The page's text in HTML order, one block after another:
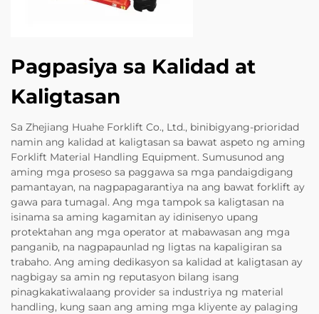
Pagpasiya sa Kalidad at
Kaligtasan
Sa Zhejiang Huahe Forklift Co., Ltd., binibigyang-prioridad
namin ang kalidad at kaligtasan sa bawat aspeto ng aming
Forklift Material Handling Equipment. Sumusunod ang
aming mga proseso sa paggawa sa mga pandaigdigang
pamantayan, na nagpapagarantiya na ang bawat forklift ay
gawa para tumagal. Ang mga tampok sa kaligtasan na
isinama sa aming kagamitan ay idinisenyo upang
protektahan ang mga operator at mabawasan ang mga
panganib, na nagpapaunlad ng ligtas na kapaligiran sa
trabaho. Ang aming dedikasyon sa kalidad at kaligtasan ay
nagbigay sa amin ng reputasyon bilang isang
pinagkakatiwalaang provider sa industriya ng material
handling, kung saan ang aming mga kliyente ay palaging